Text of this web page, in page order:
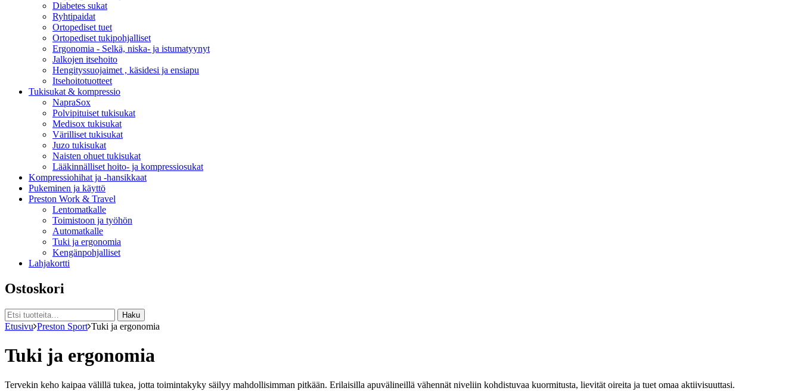
Diabetes sukat
Ryhtipaidat
Ortopediset tuet
Ortopediset tukipohjalliset
Ergonomia - Selkä, niska- ja istumatyynyt
Jalkojen itsehoito
Hengityssuojaimet , käsidesi ja ensiapu
Itsehoitotuotteet
Tukisukat & kompressio
NapraSox
Polvipituiset tukisukat
Medisox tukisukat
Värilliset tukisukat
Juzo tukisukat
Naisten ohuet tukisukat
Lääkinnälliset hoito- ja kompressiosukat
Kompressiohihat ja -hansikkaat
Pukeminen ja käyttö
Preston Work & Travel
Lentomatkalle
Toimistoon ja työhön
Automatkalle
Tuki ja ergonomia
Kengänpohjalliset
Lahjakortti
Ostoskori
Etsi: Haku
Etusivu Preston Sport Tuki ja ergonomia
Tuki ja ergonomia
Tervekin keho kaipaa välillä tukea, jotta toimintakyky säilyy mahdollisimman pitkään. Erilaisilla apuvälineillä vähennät niveliin kohdistuvaa kuormitusta, lievität oireita ja tuet omaa aktiivisuuttasi.